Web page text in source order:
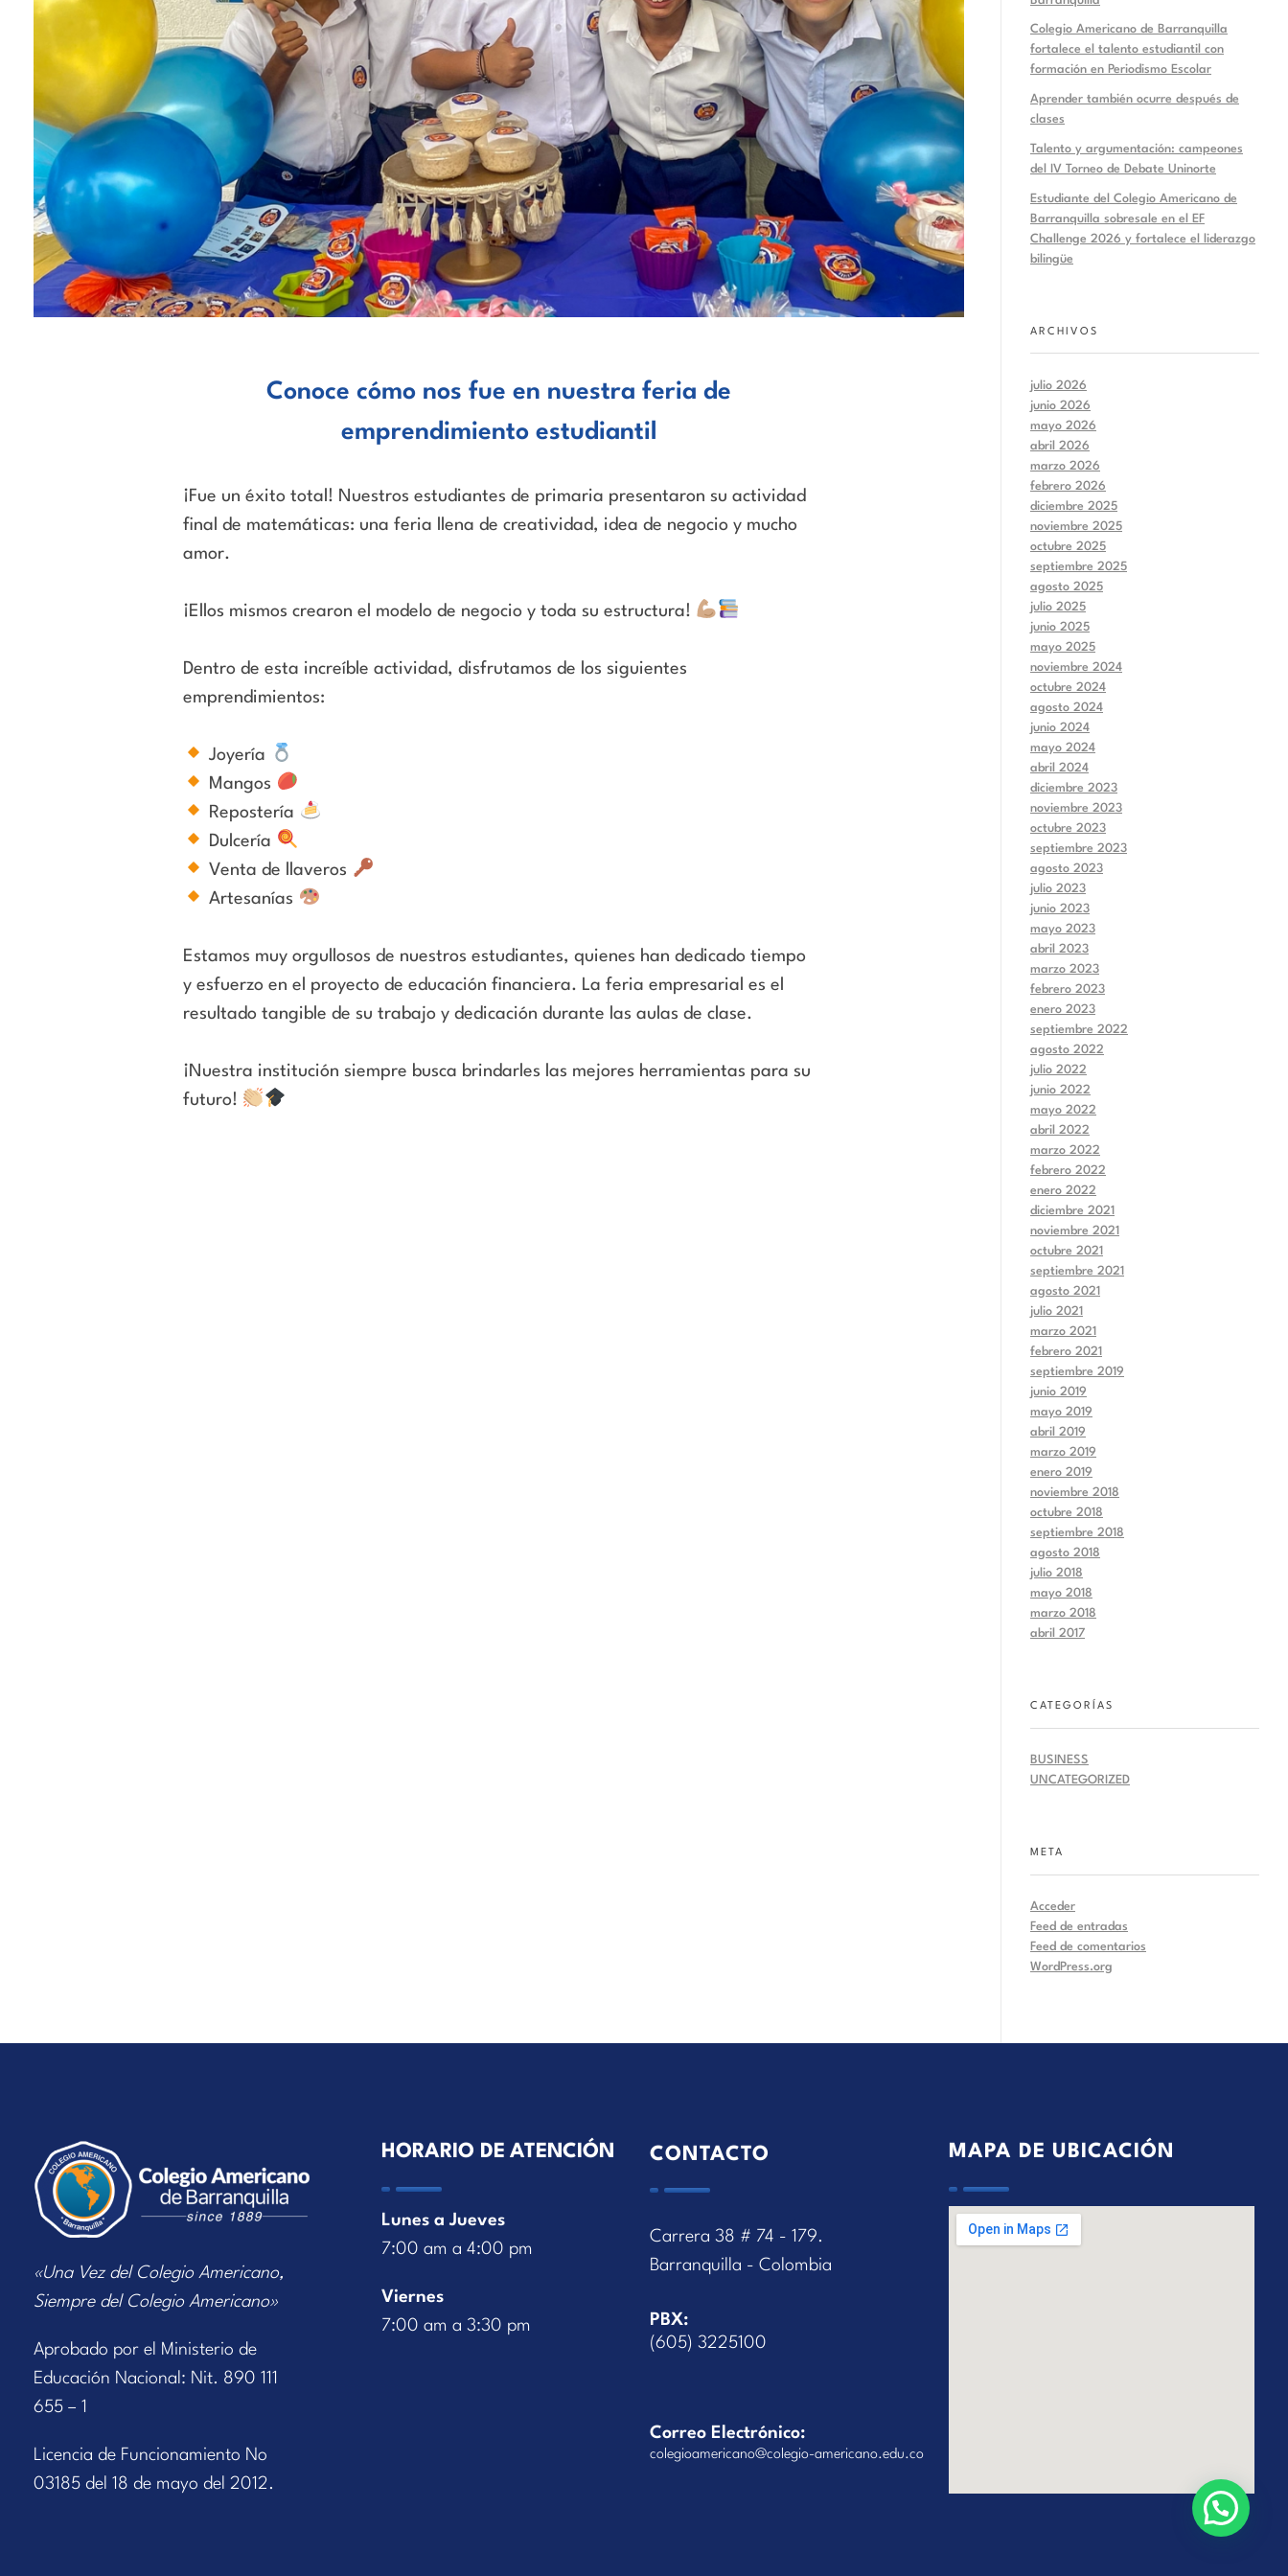
Conoce cómo nos fue en nuestra feria de
emprendimiento estudiantil
¡Fue un éxito total! Nuestros estudiantes de primaria presentaron su actividad
final de matemáticas: una feria llena de creatividad, idea de negocio y mucho
amor.
¡E llos mismos crearon el modelo de negocio y toda su estructura!
Dentro de esta increíble actividad, disfrutamos de los siguientes
emprendimientos:
Joyería
Mangos
Repostería
Dulcería
Ventade l laveros
Artesanías
Estamos muy orgu losos de nuestros estudiantes, quienes han dedicado tiempo
y esfuerzo en el proyecto de educación financiera. La feria empresarial es el
resultado tangible de su trabajo y dedicación durante las aulas de clase.
¡Nuestra institución siempre busca brindarles las mejores herramientas para su
futuro!
Colegio Americano de Barranquilla
fortalece el talento estudiantil con
formación en Periodismo Escolar
Aprender también ocurre después de
clases
Talento y argumentación: campeones
del IV Torneo de Debate Uninorte
Estudiante del Colegio Americano de
Barranquilla sobresale en el EF
Challenge 2026 y fortalece el liderazgo
bilingüe
ARCHIVOS
julio 2026
junio 2026
mayo 2026
abril 2026
marzo 2026
febrero 2026
diciembre 2025
noviembre 2025
octubre 2025
septiembre 2025
agosto 2025
julio 2025
junio 2025
mayo 2025
noviembre 2024
octubre 2024
agosto 2024
junio 2024
mayo 2024
abril 2024
diciembre 2023
noviembre 2023
octubre 2023
septiembre 2023
agosto 2023
julio 2023
junio 2023
mayo 2023
abril 2023
marzo 2023
febrero 2023
enero 2023
septiembre 2022
agosto 2022
julio 2022
junio 2022
mayo 2022
abril 2022
marzo 2022
febrero 2022
enero 2022
diciembre 2021
noviembre 2021
octubre 2021
septiembre 2021
agosto 2021
julio 2021
marzo 2021
febrero 2021
septiembre 2019
junio 2019
mayo 2019
abril 2019
marzo 2019
enero 2019
noviembre 2018
octubre 2018
septiembre 2018
agosto 2018
julio 2018
mayo 2018
marzo 2018
abril 2017
CATEGORÍAS
BUSINESS
UNCATEGORIZED
META
Acceder
Feed de entradas
Feed de comentarios
WordPress.org
«Una Vez del Colegio Americano,
Siempre del Colegio Americano»
Aprobado por el Ministerio de
Educación Nacional: Nit. 890 111
655 – 1
Licencia de Funcionamiento No
03185 del 18 de mayo del 2012.
HORARIO DE ATENCIÓN
Lunes a Jueves
7:00 am a 4:00 pm
Viernes
7:00 am a 3:30 pm
CONTACTO
Carrera 38 # 74 - 179.
Barranquilla - Colombia
PBX:
(605) 3225100
Correo Electrónico:
colegioamericano@colegio-americano.edu.co
MAPA DE UBICACIÓN